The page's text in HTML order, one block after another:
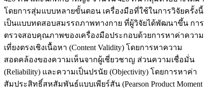
โดยการสุ่มแบบหลายขั้นตอน เครื่องมือที่ใช้ในการวิจัยครั้งนี้
เป็นแบบทดสอบสมรรถภาพทางกาย ที่ผู้วิจัยได้พัฒนาขึ้น การ
ตรวจสอบคุณภาพของเครื่องมือประกอบด้วยการหาค่าความ
เที่ยงตรงเชิงเนื้อหา (Content Validity) โดยการหาความ
สอดคล้องของความเห็นจากผู้เชี่ยวชาญ ส่วนความเชื่อมั่น
(Reliability) และความเป็นปรนัย (Objectivity) โดยการหาค่า
สัมประสิทธิ์สหสัมพันธ์แบบเพียร์สัน (Pearson Product Moment